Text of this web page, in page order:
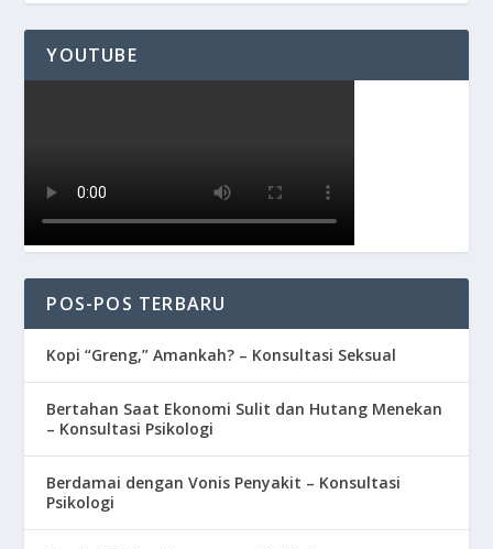
YOUTUBE
POS-POS TERBARU
Kopi “Greng,” Amankah? – Konsultasi Seksual
Bertahan Saat Ekonomi Sulit dan Hutang Menekan
– Konsultasi Psikologi
Berdamai dengan Vonis Penyakit – Konsultasi
Psikologi